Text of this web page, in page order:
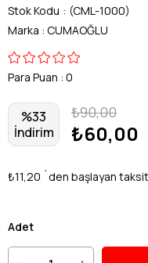
Stok Kodu
(CML-1000)
Marka : CUMAOĞLU
Para Puan : 0
%33
İndirim
₺90,00
₺60,00
₺11,20 `den başlayan
Adet